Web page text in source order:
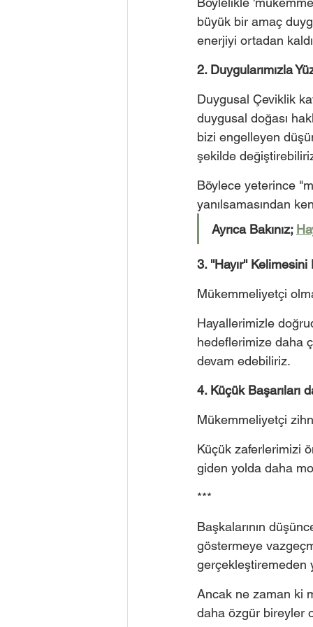
büyük bir amaç
enerjiyi ortadan
2. Duygularımızla
Duygusal Çeviklik
duygusal doğası
bizi engelleyen
şekilde
Böylece yeterince
yanılsamasından
Ayrıca Bakınız;
3. ''Hayır''
Mükemmeliyetçi
Hayallerimizle
hedeflerimize daha
devam edebiliriz.
4. Küçük Başarıları
Mükemmeliyetçi
Küçük zaferlerimizi
giden yolda daha
***
Başkalarının
göstermeye
gerçekleştiremeden
Ancak ne zaman ki
daha özgür bireyler